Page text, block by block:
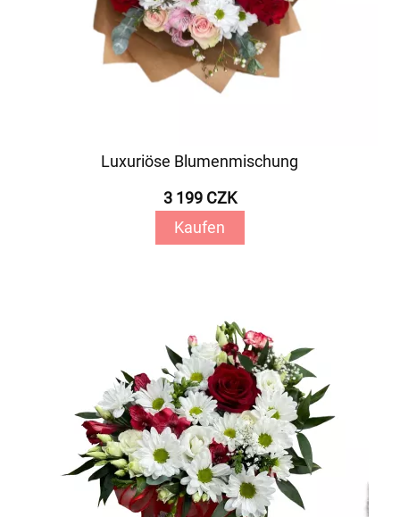
Luxuriöse Blumenmischung
3 199 CZK
Kaufen